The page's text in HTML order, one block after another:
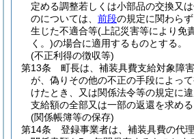
定める調整若しくは小部品の交換又
のについては、 前段の規定に関わら
生じた不適合等(上記災害等により免
く。)の場合に適用するものとする。
(不正利得の徴収等)
第13条
町長は、補装具費支給対象障
が、偽りその他の不正の手段によっ
けたとき、又は関係法令等の規定に
支給額の全部又は一部の返還を求める
(関係帳簿等の保存)
第14条
登録事業者は、補装具費の代